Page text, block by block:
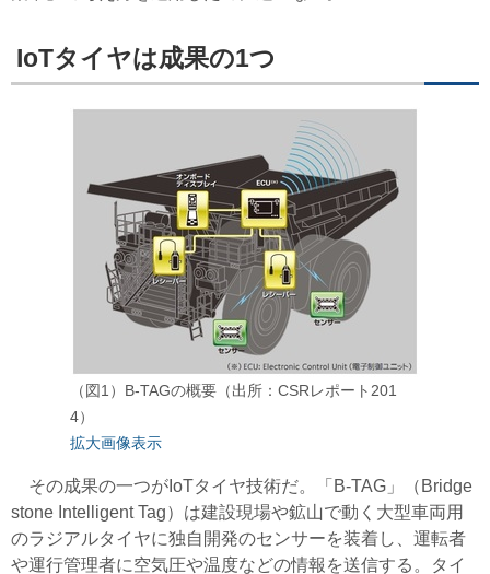
IoTタイヤは成果の1つ
（図1）B-TAGの概要（出所：CSRレポート201
4）
拡大画像表示
その成果の一つがIoTタイヤ技術だ。「B-TAG」（Bridge
stone Intelligent Tag）は建設現場や鉱山で動く大型車両用
のラジアルタイヤに独自開発のセンサーを装着し、運転者
や運行管理者に空気圧や温度などの情報を送信する。タイ